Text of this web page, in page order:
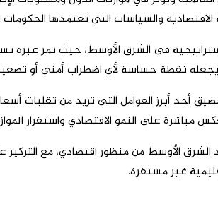
والسياسات التي تعتمدها الحكومات
في الشرق الأوسط، حيث تمر عبره
ما يجعله نقطة حساسة لأي اضطراب أمني أو
أحد أبرز العوامل التي تزيد من تقلبات
مباشرة على النمو الاقتصادي واستقرار
الشرق الأوسط من منظور اقتصادي، مع
غير مستقرة.